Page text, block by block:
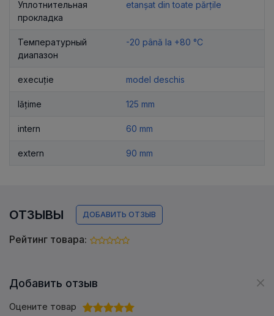
Уплотнительная
прокладка
etanșat din toate părțile
Температурный
диапазон
-20 până la +80 °C
execuție model deschis
lățime 125 mm
intern 60 mm
extern 90 mm
ОТЗЫВЫ ДОБАВИТЬ ОТЗЫВ
Рейтинг товара:
Добавить отзыв
Оцените товар